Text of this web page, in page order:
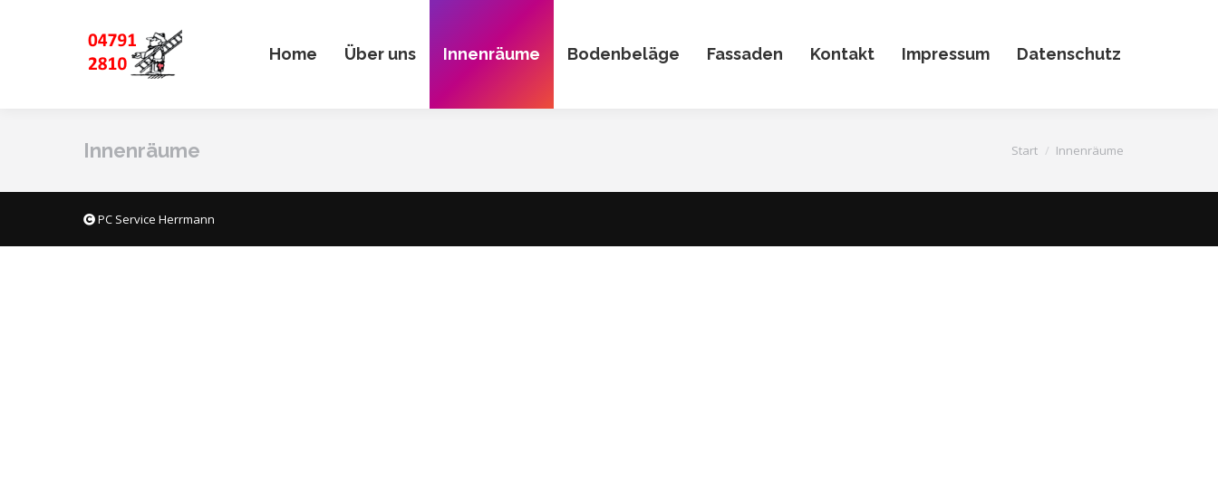
Home Über uns Innenräume Bodenbeläge Fassaden Kontakt Impressum Datenschutz
Innenräume Sie befinden sich hier:
Start Innenräume
PC Service Herrmann